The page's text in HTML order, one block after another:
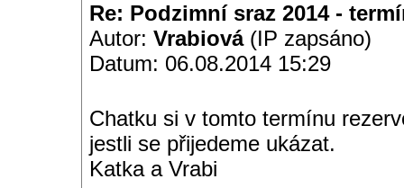
Re: Podzimní sraz 2014 -
Autor: Vrabiová(IP zapsáno)
Datum: 06.08.2014 15:29
Chatku si v tomto termínu
jestli se přijedeme ukázat.
Katka a Vrabi